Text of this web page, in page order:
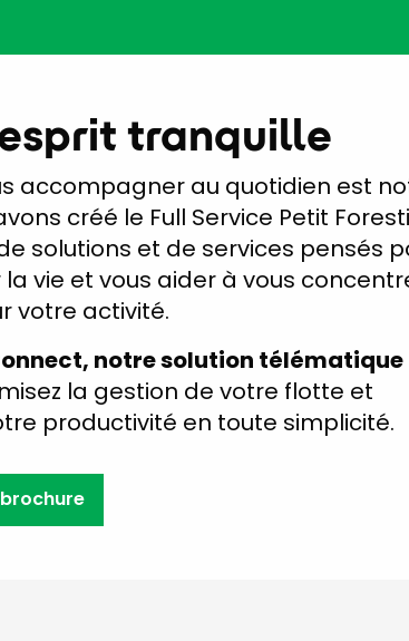
tranquille
accompagner au quotidien est
créé le Full Service Petit
solutions et de services pensés
vie et vous aider à vous
votre activité.
notre solution télématique
la gestion de votre flotte et
productivité en toute simplicité.